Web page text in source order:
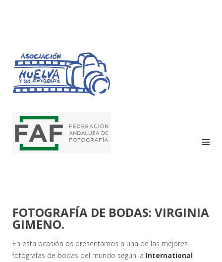
HUELVA Y SUS
FOTÓGRAFOS
FOTOGRAFÍA DE BODAS: VIRGINIA
GIMENO.
En esta ocasión os presentamos a una de las mejores
fotógrafas de bodas del mundo según la International